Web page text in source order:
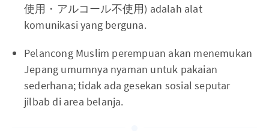
使用・アルコール不使用) adalah alat
komunikasi yang berguna.
Pelancong Muslim perempuan akan menemukan
Jepang umumnya nyaman untuk pakaian
sederhana; tidak ada gesekan sosial seputar
jilbab di area belanja.